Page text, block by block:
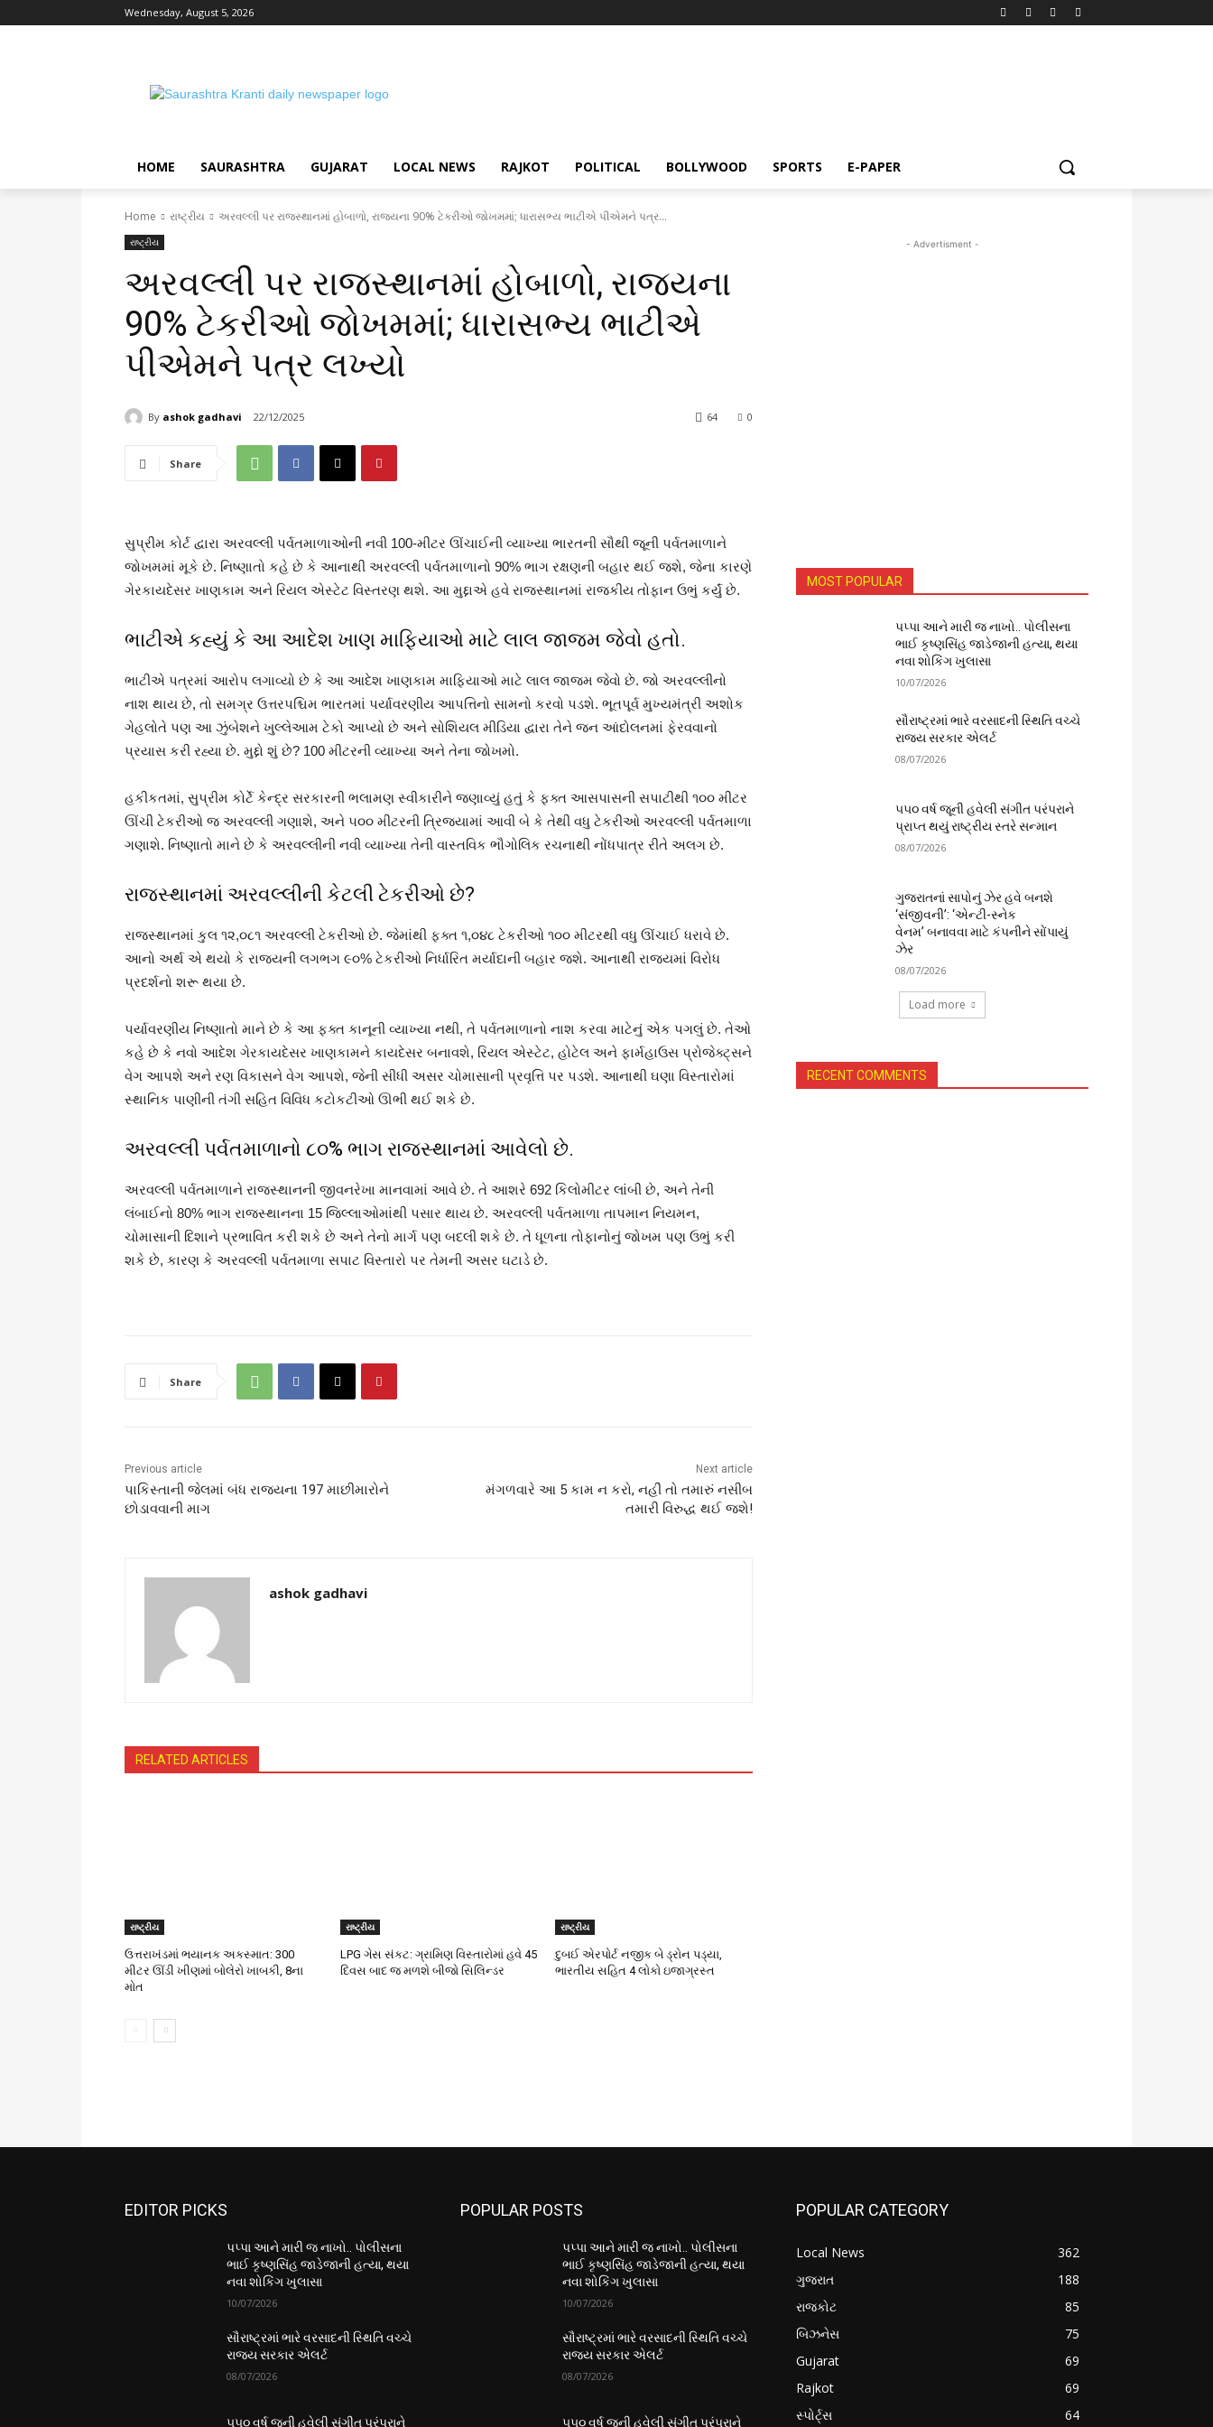
Wednesday, August 5, 2026
HOME SAURASHTRA GUJARAT LOCAL NEWS RAJKOT POLITICAL BOLLYWOOD SPORTS E-PAPER
Home રાષ્ટ્રીય અરવલ્લી પર રાજસ્થાનમાં હોબાળો, રાજ્યના 90% ટેકરીઓ જોખમમાં; ધારાસભ્ય ભાટીએ પીએમને પત્ર...
રાષ્ટ્રીય
અરવલ્લી પર રાજસ્થાનમાં હોબાળો, રાજ્યના
90% ટેકરીઓ જોખમમાં; ધારાસભ્ય ભાટીએ
પીએમને પત્ર લખ્યો
By ashok gadhavi 22/12/2025 0
64
Share
સુપ્રીમ કોર્ટ દ્વારા અરવલ્લી પર્વતમાળાઓની નવી 100-મીટર ઊંચાઈની વ્યાખ્યા ભારતની સૌથી જૂની પર્વતમાળાને
જોખમમાં મૂકે છે. નિષ્ણાતો કહે છે કે આનાથી અરવલ્લી પર્વતમાળાનો 90% ભાગ રક્ષણની બહાર થઈ જશે, જેના કારણે
ગેરકાયદેસર ખાણકામ અને રિયલ એસ્ટેટ વિસ્તરણ થશે. આ મુદ્દાએ હવે રાજસ્થાનમાં રાજકીય તોફાન ઉભું કર્યું છે.
ભાટીએ કહ્યું કે આ આદેશ ખાણ માફિયાઓ માટે લાલ જાજમ જેવો હતો.
ભાટીએ પત્રમાં આરોપ લગાવ્યો છે કે આ આદેશ ખાણકામ માફિયાઓ માટે લાલ જાજમ જેવો છે. જો અરવલ્લીનો
નાશ થાય છે, તો સમગ્ર ઉત્તરપશ્ચિમ ભારતમાં પર્યાવરણીય આપત્તિનો સામનો કરવો પડશે. ભૂતપૂર્વ મુખ્યમંત્રી અશોક
ગેહલોતે પણ આ ઝુંબેશને ખુલ્લેઆમ ટેકો આપ્યો છે અને સોશિયલ મીડિયા દ્વારા તેને જન આંદોલનમાં ફેરવવાનો
પ્રયાસ કરી રહ્યા છે. મુદ્દો શું છે? 100 મીટરની વ્યાખ્યા અને તેના જોખમો.
હકીકતમાં, સુપ્રીમ કોર્ટે કેન્દ્ર સરકારની ભલામણ સ્વીકારીને જણાવ્યું હતું કે ફક્ત આસપાસની સપાટીથી ૧૦૦ મીટર
ઊંચી ટેકરીઓ જ અરવલ્લી ગણાશે, અને ૫૦૦ મીટરની ત્રિજ્યામાં આવી બે કે તેથી વધુ ટેકરીઓ અરવલ્લી પર્વતમાળા
ગણાશે. નિષ્ણાતો માને છે કે અરવલ્લીની નવી વ્યાખ્યા તેની વાસ્તવિક ભૌગોલિક રચનાથી નોંધપાત્ર રીતે અલગ છે.
રાજસ્થાનમાં અરવલ્લીની કેટલી ટેકરીઓ છે?
રાજસ્થાનમાં કુલ ૧૨,૦૮૧ અરવલ્લી ટેકરીઓ છે. જેમાંથી ફક્ત ૧,૦૪૮ ટેકરીઓ ૧૦૦ મીટરથી વધુ ઊંચાઈ ધરાવે છે.
આનો અર્થ એ થયો કે રાજ્યની લગભગ ૯૦% ટેકરીઓ નિર્ધારિત મર્યાદાની બહાર જશે. આનાથી રાજ્યમાં વિરોધ
પ્રદર્શનો શરૂ થયા છે.
પર્યાવરણીય નિષ્ણાતો માને છે કે આ ફક્ત કાનૂની વ્યાખ્યા નથી, તે પર્વતમાળાનો નાશ કરવા માટેનું એક પગલું છે. તેઓ
કહે છે કે નવો આદેશ ગેરકાયદેસર ખાણકામને કાયદેસર બનાવશે, રિયલ એસ્ટેટ, હોટેલ અને ફાર્મહાઉસ પ્રોજેક્ટ્સને
વેગ આપશે અને રણ વિકાસને વેગ આપશે, જેની સીધી અસર ચોમાસાની પ્રવૃત્તિ પર પડશે. આનાથી ઘણા વિસ્તારોમાં
સ્થાનિક પાણીની તંગી સહિત વિવિધ કટોકટીઓ ઊભી થઈ શકે છે.
અરવલ્લી પર્વતમાળાનો ૮૦% ભાગ રાજસ્થાનમાં આવેલો છે.
અરવલ્લી પર્વતમાળાને રાજસ્થાનની જીવનરેખા માનવામાં આવે છે. તે આશરે 692 કિલોમીટર લાંબી છે, અને તેની
લંબાઈનો 80% ભાગ રાજસ્થાનના 15 જિલ્લાઓમાંથી પસાર થાય છે. અરવલ્લી પર્વતમાળા તાપમાન નિયમન,
ચોમાસાની દિશાને પ્રભાવિત કરી શકે છે અને તેનો માર્ગ પણ બદલી શકે છે. તે ધૂળના તોફાનોનું જોખમ પણ ઉભું કરી
શકે છે, કારણ કે અરવલ્લી પર્વતમાળા સપાટ વિસ્તારો પર તેમની અસર ઘટાડે છે.
Share
Previous article
પાકિસ્તાની જેલમાં બંધ રાજ્યના 197 માછીમારોને
છોડાવવાની માગ
Next article
મંગળવારે આ 5 કામ ન કરો, નહીં તો તમારું નસીબ
તમારી વિરુદ્ધ થઈ જશે!
ashok gadhavi
RELATED ARTICLES
રાષ્ટ્રીય
ઉત્તરાખંડમાં ભયાનક અકસ્માત: 300
મીટર ઊંડી ખીણમાં બોલેરો ખાબકી, 8ના
મોત
રાષ્ટ્રીય
LPG ગેસ સંકટ: ગ્રામિણ વિસ્તારોમાં હવે 45
દિવસ બાદ જ મળશે બીજો સિલિન્ડર
રાષ્ટ્રીય
દુબઈ એરપોર્ટ નજીક બે ડ્રોન પડ્યા,
ભારતીય સહિત 4 લોકો ઇજાગ્રસ્ત
- Advertisment -
MOST POPULAR
પપ્પા આને મારી જ નાખો.. પોલીસના
ભાઈ કૃષ્ણસિંહ જાડેજાની હત્યા, થયા
નવા શોકિંગ ખુલાસા
10/07/2026
સૌરાષ્ટ્રમાં ભારે વરસાદની સ્થિતિ વચ્ચે
રાજ્ય સરકાર એલર્ટ
08/07/2026
૫૫૦ વર્ષ જૂની હવેલી સંગીત પરંપરાને
પ્રાપ્ત થયું રાષ્ટ્રીય સ્તરે સન્માન
08/07/2026
ગુજરાતનાં સાપોનું ઝેર હવે બનશે
‘સંજીવની’: ‘એન્ટી-સ્નેક
વેનમ’ બનાવવા માટે કંપનીને સોંપાયું
ઝેર
08/07/2026
Load more
RECENT COMMENTS
EDITOR PICKS
પપ્પા આને મારી જ નાખો.. પોલીસના
ભાઈ કૃષ્ણસિંહ જાડેજાની હત્યા, થયા
નવા શોકિંગ ખુલાસા
10/07/2026
સૌરાષ્ટ્રમાં ભારે વરસાદની સ્થિતિ વચ્ચે
રાજ્ય સરકાર એલર્ટ
08/07/2026
૫૫૦ વર્ષ જૂની હવેલી સંગીત પરંપરાને
POPULAR POSTS
પપ્પા આને મારી જ નાખો.. પોલીસના
ભાઈ કૃષ્ણસિંહ જાડેજાની હત્યા, થયા
નવા શોકિંગ ખુલાસા
10/07/2026
સૌરાષ્ટ્રમાં ભારે વરસાદની સ્થિતિ વચ્ચે
રાજ્ય સરકાર એલર્ટ
08/07/2026
૫૫૦ વર્ષ જૂની હવેલી સંગીત પરંપરાને
POPULAR CATEGORY
Local News
362
ગુજરાત
188
રાજકોટ
85
બિઝનેસ
75
Gujarat
69
Rajkot
69
સ્પોર્ટ્સ
64